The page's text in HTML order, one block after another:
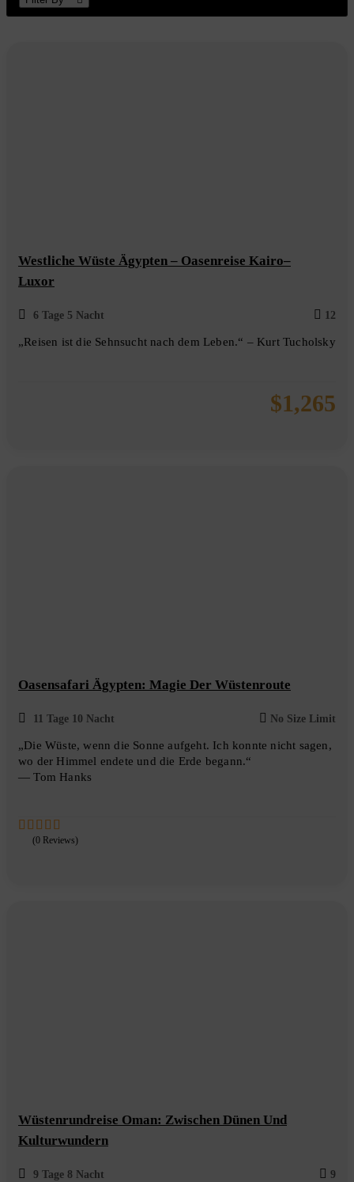
Inhalt
wechseln
Westliche Wüste Ägypten – Oasenreise Kairo–
Luxor
6 Tage 5 Nacht 12
„Reisen ist die Sehnsucht nach dem Leben.“ – Kurt Tucholsky
$1,265
Oasensafari Ägypten: Magie Der Wüstenroute
11 Tage 10 Nacht No Size Limit
„Die Wüste, wenn die Sonne aufgeht. Ich konnte nicht sagen,
wo der Himmel endete und die Erde begann.“
— Tom Hanks
(0 Reviews)
Wüstenrundreise Oman: Zwischen Dünen Und
Kulturwundern
9 Tage 8 Nacht 9